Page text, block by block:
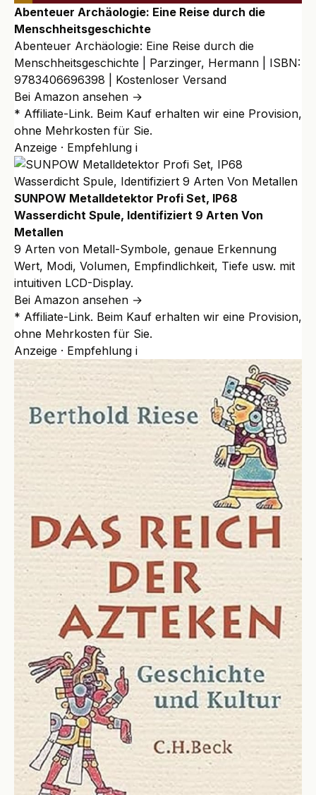
Abenteuer Archäologie: Eine Reise durch die
Menschheitsgeschichte
Abenteuer Archäologie: Eine Reise durch die
Menschheitsgeschichte | Parzinger, Hermann | ISBN:
9783406696398 | Kostenloser Versand
Bei Amazon ansehen →
* Affiliate-Link. Beim Kauf erhalten wir eine Provision,
ohne Mehrkosten für Sie.
Anzeige · Empfehlung i
SUNPOW Metalldetektor Profi Set, IP68
Wasserdicht Spule, Identifiziert 9 Arten Von
Metallen
9 Arten von Metall-Symbole, genaue Erkennung
Wert, Modi, Volumen, Empfindlichkeit, Tiefe usw. mit
intuitiven LCD-Display.
Bei Amazon ansehen →
* Affiliate-Link. Beim Kauf erhalten wir eine Provision,
ohne Mehrkosten für Sie.
Anzeige · Empfehlung i